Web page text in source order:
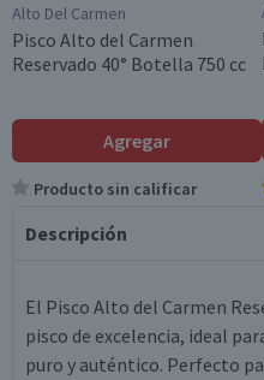
Alto Del Carmen
Pisco Alto del Carmen
Reservado 40° Botella 750 cc
Agregar
Producto sin calificar
Descripción
El Pisco Alto del Carmen
pisco de excelencia, ideal
puro y auténtico. Perfecto